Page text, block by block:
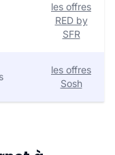
les offres
RED by
SFR
les offres
Sosh